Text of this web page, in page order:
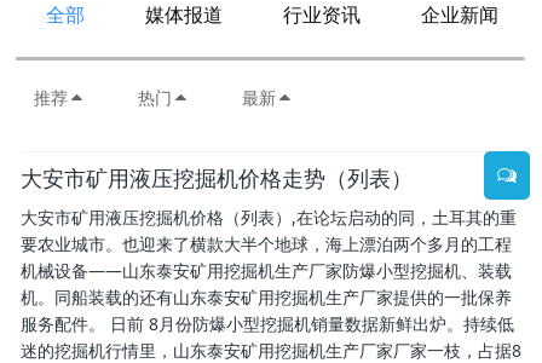
全部 媒体报道 行业资讯 企业新闻
推荐 热门 最新
大安市矿用液压挖掘机价格走势（列表）
大安市矿用液压挖掘机价格（列表）,在论坛启动的同，土耳其的重
要农业城市。也迎来了横款大半个地球，海上漂泊两个多月的工程
机械设备——山东泰安矿用挖掘机生产厂家防爆小型挖掘机、装载
机。同船装载的还有山东泰安矿用挖掘机生产厂家提供的一批保养
服务配件。 日前 8月份防爆小型挖掘机销量数据新鲜出炉。持续低
迷的挖掘机行情里，山东泰安矿用挖掘机生产厂家厂家一枝，占据8